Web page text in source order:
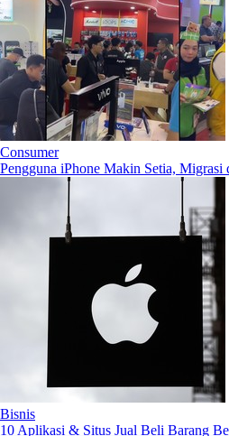
Consumer
Pengguna iPhone Makin Setia,
Bisnis
10 Aplikasi & Situs Jual Beli Barang